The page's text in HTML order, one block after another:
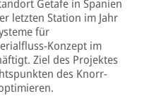
Getafe in Spanien
letzten Station im Jahr
für
Konzept im
Ziel des Projektes
des Knorr-